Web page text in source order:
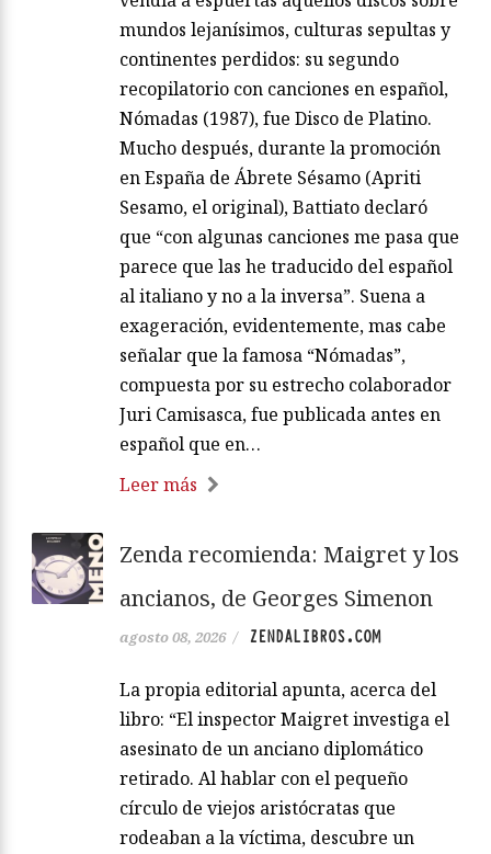
mundos lejanísimos, culturas sepultas y
continentes perdidos: su segundo
recopilatorio con canciones en español,
Nómadas (1987), fue Disco de Platino.
Mucho después, durante la promoción
en España de Ábrete Sésamo (Apriti
Sesamo, el original), Battiato declaró
que “con algunas canciones me pasa que
parece que las he traducido del español
al italiano y no a la inversa”. Suena a
exageración, evidentemente, mas cabe
señalar que la famosa “Nómadas”,
compuesta por su estrecho colaborador
Juri Camisasca, fue publicada antes en
español que en…
Leer más
Zenda recomienda: Maigret y los
ancianos, de Georges Simenon
agosto 08, 2026 / ZENDALIBROS.COM
La propia editorial apunta, acerca del
libro: “El inspector Maigret investiga el
asesinato de un anciano diplomático
retirado. Al hablar con el pequeño
círculo de viejos aristócratas que
rodeaban a la víctima, descubre un